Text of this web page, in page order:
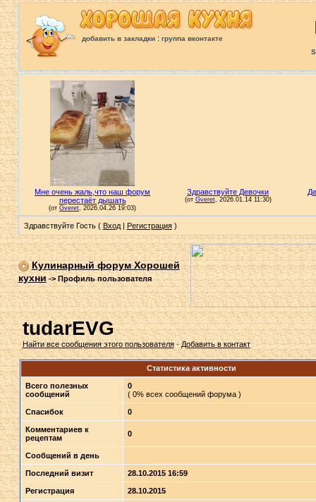
добавить в закладки: группа вконтакте
Здравствуйте Гость ( Вход| Регистрация)
Кулинарный форум Хорошей
кухни->Профиль пользователя
tudarEVG
Найти все сообщения этого пользователя·Добавить в контакт
Статистика активности
Всего полезных
сообщений
0
( 0% всех сообщений форума )
Спасибок 0
Комментариев к
рецептам
0
Сообщений в день
Последний визит 28.10.2015 16:59
Регистрация 28.10.2015